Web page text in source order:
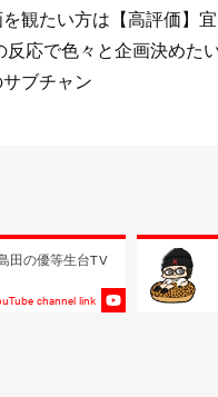
た観たいと思って頂けて
ら喜びますm(_ _)m 目標
田の優等生台TV
channel link